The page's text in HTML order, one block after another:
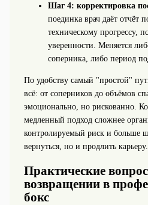
Шаг 4: корректировка
поединка врач даёт отчёт
техническому прогрессу,
уверенности. Меняется
соперника, либо период
По удобству самый "простой"
всё: от соперников до объёмов
эмоционально, но рискованно.
медленный подход сложнее
контролируемый риск и больше
вернуться, но и продлить карьеру.
Практические
возвращении в
бокс